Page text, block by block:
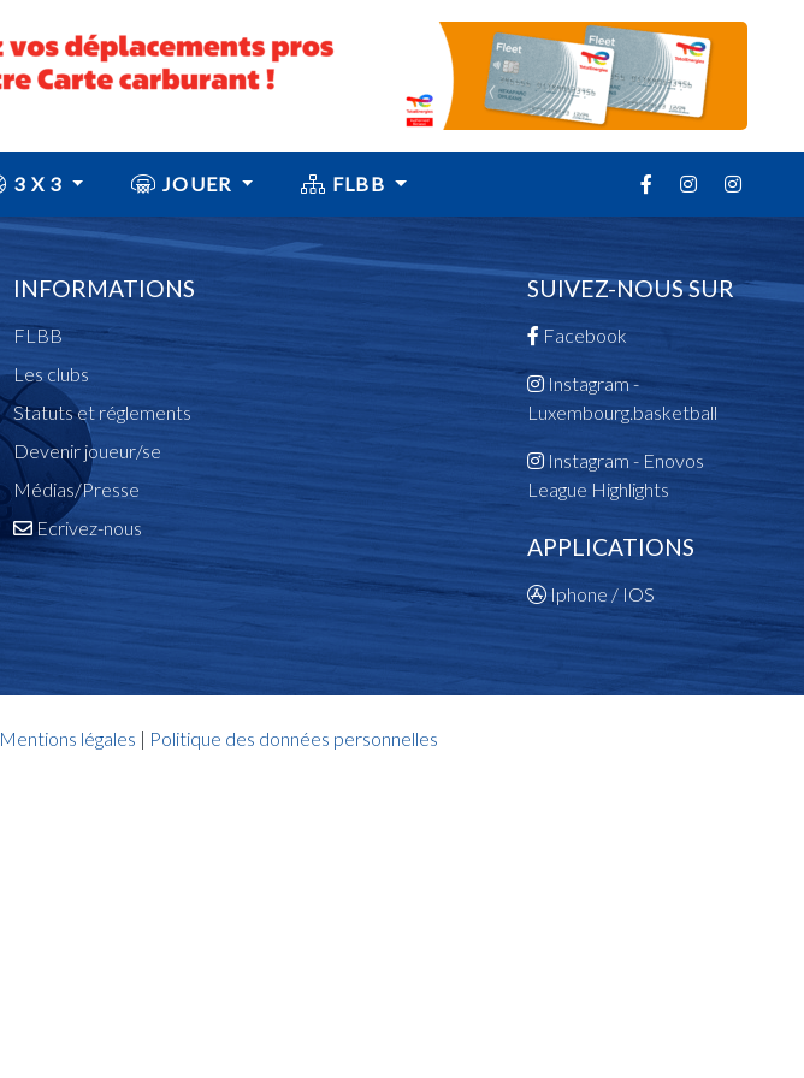
3 X 3 JOUER FLBB
INFORMATIONS
FLBB
Les clubs
Statuts et réglements
Devenir joueur/se
Médias/Presse
Ecrivez-nous
SUIVEZ-NOUS SUR
Facebook
Instagram -
Luxembourg.basketball
Instagram - Enovos
League Highlights
APPLICATIONS
Iphone / IOS
Mentions légales | Politique des données personnelles